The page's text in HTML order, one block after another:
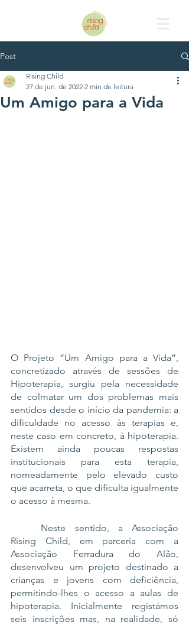
Post
Um Amigo para a Vida
Rising Child
27 de jun. de 2022 2 min de leitura
O Projeto “Um Amigo para a Vida”,
concretizado através de sessões de
Hipoterapia, surgiu pela necessidade
de colmatar um dos problemas mais
sentidos desde o início da pandemia: a
dificuldade no acesso às terapias e,
neste caso em concreto, à hipoterapia.
Existem ainda poucas respostas
institucionais para esta terapia,
nomeadamente pelo elevado custo
que acarreta, o que dificulta igualmente
o acesso à mesma.
Rising Child, em parceria com a
Associação Ferradura do Alão,
desenvolveu um projeto destinado a
crianças e jovens com deficiência,
permitindo-lhes o acesso a aulas de
hipoterapia. Inicialmente registámos
seis inscrições mas, na realidade, só